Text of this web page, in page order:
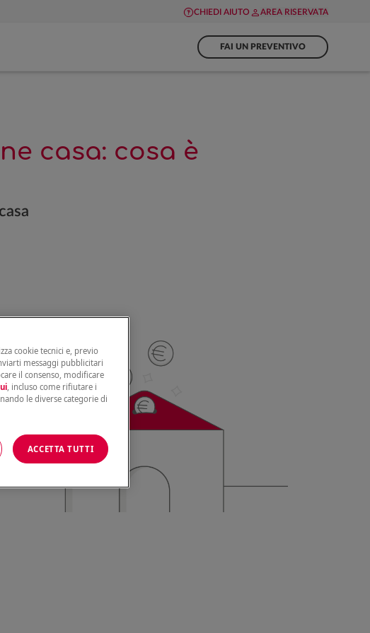
CHIEDI AIUTO AREA RISERVATA
FAI UN PREVENTIVO
casa: cosa è
cookie tecnici e, previo
messaggi pubblicitari
il consenso, modificare
, incluso come rifiutare i
le diverse categorie di
ACCETTA TUTTI